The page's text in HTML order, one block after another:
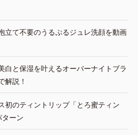
立て不要のうるぷるジュレ洗顔を動画
白と保湿を叶えるオーバーナイトブラ
解説！
初のティントリップ「とろ蜜ティン
ターン